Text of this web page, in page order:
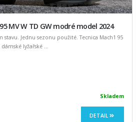
MV W TD GW modré model 2024
stavu. Jednu sezonu použité. Tecnica Mach1 95
lyžařské ...
Skladem
DETAIL